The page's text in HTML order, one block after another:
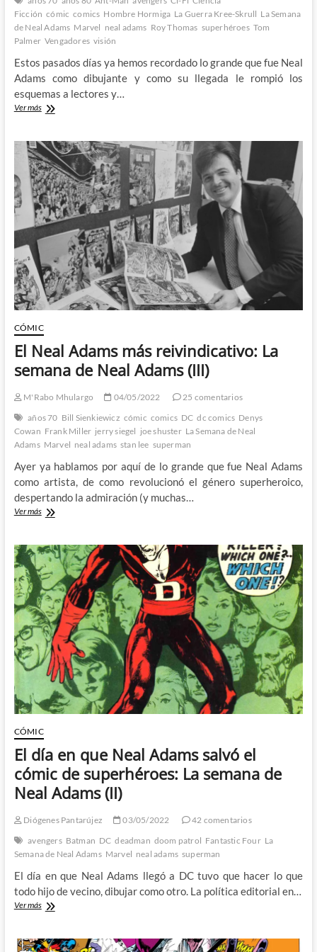
Ficción cómic comics Hombre Hormiga La Guerra Kree-Skrull La Semana
de Neal Adams Marvel neal adams Roy Thomas superhéroes Tom
Palmer Vengadores visión
Estos pasados días ya hemos recordado lo grande que fue Neal
Adams como dibujante y como su llegada le rompió los
esquemas a lectores y…
Ver másEl
de
Neal
Adams
y
la
Visión:
La
semana
Neal
Adams
(V)
CÓMIC
El Neal Adams más reivindicativo: La
semana de Neal Adams (III)
M'Rabo Mhulargo 04/05/2022
25 comentarios
años 70 Bill Sienkiewicz cómic comics DC dc comics Denys
Cowan Frank Miller jerry siegel joe shuster La Semana de Neal
Adams Marvel neal adams stan lee superman
Ayer ya hablamos por aquí de lo grande que fue Neal Adams
como artista, de como revolucionó el género superheroico,
despertando la admiración (y muchas…
Ver másEl
más
reivindicativo:
La
semana
de
Neal
Adams
(III)
CÓMIC
El día en que Neal Adams salvó el
cómic de superhéroes: La semana de
Neal Adams (II)
Diógenes Pantarújez 03/05/2022
42 comentarios
avengers Batman DC deadman doom patrol Fantastic Four La
Semana de Neal Adams Marvel neal adams superman
El día en que Neal Adams llegó a DC tuvo que hacer lo que
todo hijo de vecino, dibujar como otro. La política editorial en…
Ver másEl
que